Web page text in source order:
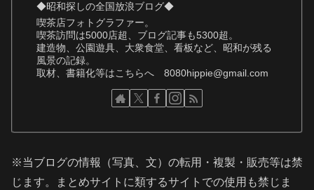
◆昭和探しの全国放浪ブログ◆
喫茶店フォトグラファー。
喫茶訪問は5000店超、ブログ記事も5300超。
建造物、公園遊具、大衆食堂、看板など、昭和が残る
風景の記録。
取材、書籍化等はこちらへ 8080hippie@gmail.com
※当ブログの情報（写真、文）の転用・複製・販売等は禁
じます。まとめサイトに類するサイトでの使用も禁じま